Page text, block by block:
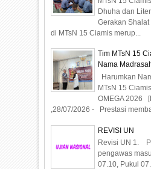
Dhuha dan
Gerakan
di MTsN 15 Ciamis merup...
Tim MTsN 15
Nama
Harumkan
MTsN 15
OMEGA 2026
,28/07/2026 - Prestasi
REVISI UN
Revisi UN 1.
pengawas
07.10, Pukul